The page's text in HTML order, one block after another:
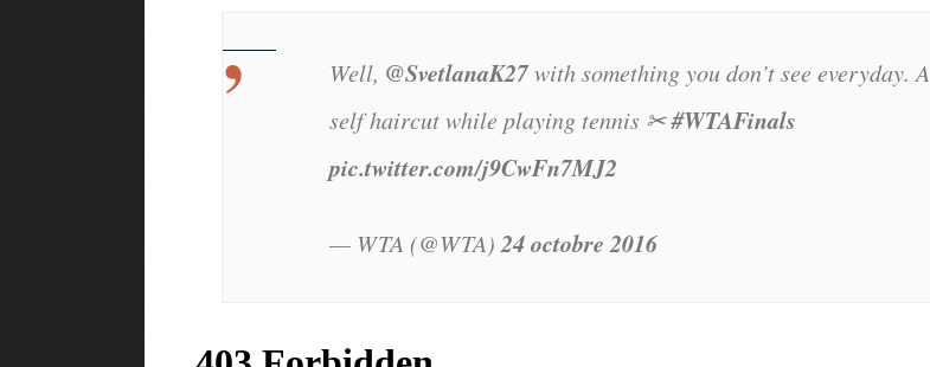
Well, @SvetlanaK27with something you don’t see everyday. A
self haircut while playing tennis ✂#WTAFinals
pic.twitter.com/j9CwFn7MJ2
— WTA (@WTA)24 octobre 2016